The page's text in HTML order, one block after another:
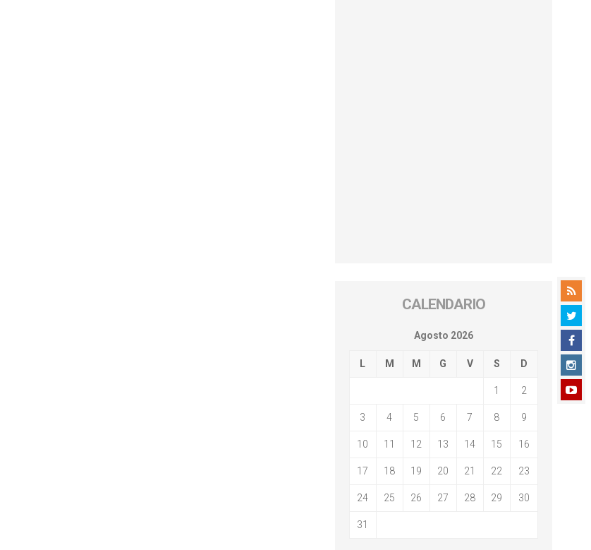
CALENDARIO
Agosto 2026
L M M G V S D
1 2
3 4 5 6 7 8 9
10 11 12 13 14 15 16
17 18 19 20 21 22 23
24 25 26 27 28 29 30
31